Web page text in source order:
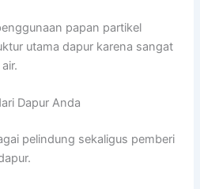
papan partikel
utama dapur karena sangat
Dapur Anda
pelindung sekaligus pemberi